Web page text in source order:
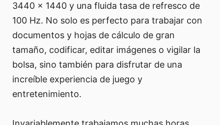
3440 x 1440 y una fluida tasa de refresco de
100 Hz. No solo es perfecto para trabajar con
documentos y hojas de cálculo de gran
tamaño, codificar, editar imágenes o vigilar la
bolsa, sino también para disfrutar de una
increíble experiencia de juego y
entretenimiento.